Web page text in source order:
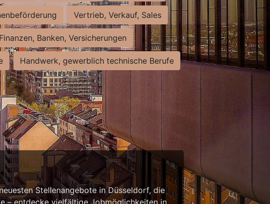
Vertrieb, Verkauf, Sales
Finanzen, Banken, Versicherungen
Handwerk, gewerblich technische Berufe
Stellenangebote in Düsseldorf, die